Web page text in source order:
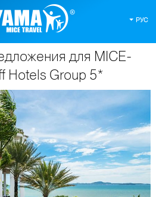
РУС
для MICE-
Hotels Group 5*